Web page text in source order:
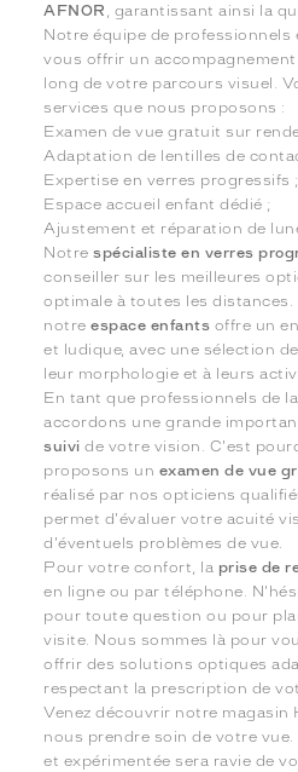
AFNOR , garantissant ainsi la
Notre équipe de
vous offrir un
long de votre parcours visuel.
services que nous proposons :
Examen de vue gratuit sur
Adaptation de lentilles de
Expertise en verres progressifs ;
Espace accueil enfant dédié ;
Ajustement et réparation de
Notrespécialiste en verres
conseiller sur les meilleures
optimale à toutes les distances.
notreespace enfants offre un
et ludique, avec une sélection
leur morphologie et à leurs
En tant que professionnels de
accordons une grande
suivi de votre vision. C'est
proposons un examen de vue
réalisé par nos opticiens
permet d'évaluer votre acuité
d'éventuels problèmes de vue.
Pour votre confort, la prise de
en ligne ou par téléphone.
pour toute question ou pour
visite. Nous sommes là pour
offrir des solutions optiques
respectant la prescription de
Venez découvrir notre magasin
nous prendre soin de votre
et expérimentée sera ravie de